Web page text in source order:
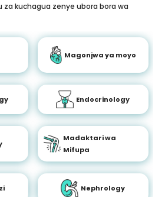
kuchagua zenye ubora bora wa
Magonjwa ya moyo
Endocrinology
Madaktari wa
Mifupa
Nephrology